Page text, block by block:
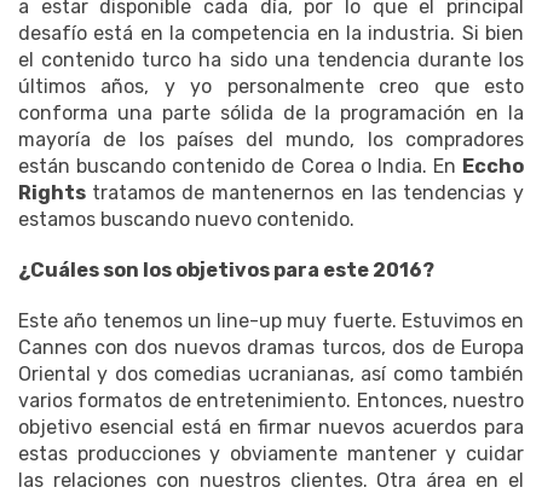
a estar disponible cada día, por lo que el principal
desafío está en la competencia en la industria. Si bien
el contenido turco ha sido una tendencia durante los
últimos años, y yo personalmente creo que esto
conforma una parte sólida de la programación en la
mayoría de los países del mundo, los compradores
están buscando contenido de Corea o India. En Eccho
Rights tratamos de mantenernos en las tendencias y
estamos buscando nuevo contenido.
¿Cuáles son los objetivos para este 2016?
Este año tenemos un line-up muy fuerte. Estuvimos en
Cannes con dos nuevos dramas turcos, dos de Europa
Oriental y dos comedias ucranianas, así como también
varios formatos de entretenimiento. Entonces, nuestro
objetivo esencial está en firmar nuevos acuerdos para
estas producciones y obviamente mantener y cuidar
las relaciones con nuestros clientes. Otra área en el